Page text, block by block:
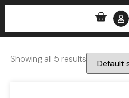
Showing all 5 results